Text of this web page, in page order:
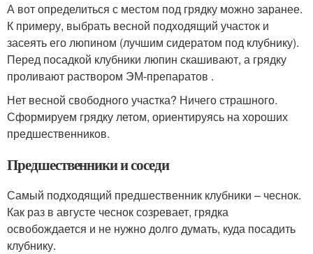
А вот определиться с местом под грядку можно заранее.
К примеру, выбрать весной подходящий участок и
засеять его люпином (лучшим сидератом под клубнику).
Перед посадкой клубники люпин скашивают, а грядку
проливают раствором ЭМ-препаратов .
Нет весной свободного участка? Ничего страшного.
Сформируем грядку летом, ориентируясь на хороших
предшественников.
Предшественники и соседи
Самый подходящий предшественник клубники – чеснок.
Как раз в августе чеснок созревает, грядка
освобождается и не нужно долго думать, куда посадить
клубнику.